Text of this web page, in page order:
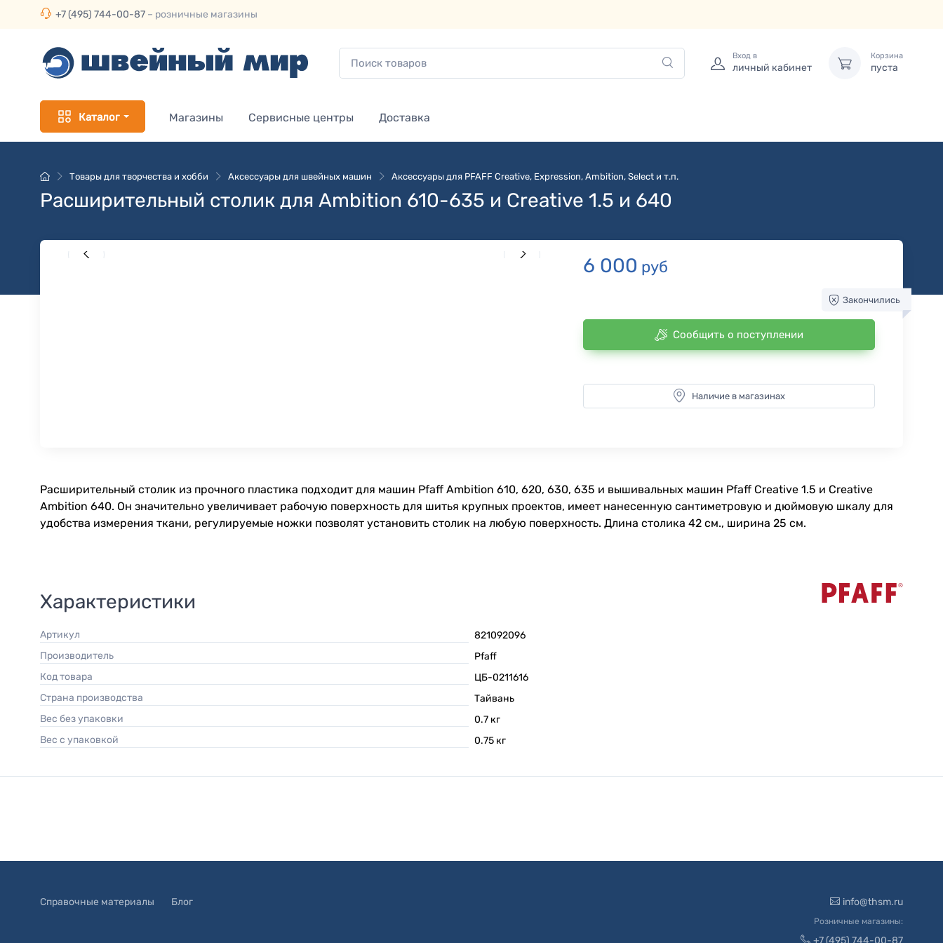
+7 (495) 744-00-87 – розничные магазины
Вход в
личный кабинет
Корзина
пуста
Каталог Магазины Сервисные центры Доставка
Товары для творчества и хобби Аксессуары для швейных машин Аксессуары для PFAFF Creative, Expression, Ambition, Select и т.п.
Расширительный столик для Ambition 610-635 и Creative 1.5 и 640
6 000 руб
Закончились
Сообщить о поступлении
Наличие в магазинах
Расширительный столик из прочного пластика подходит для машин Pfaff Ambition 610, 620, 630, 635 и вышивальных машин Pfaff Creative 1.5 и Creative
Ambition 640. Он значительно увеличивает рабочую поверхность для шитья крупных проектов, имеет нанесенную сантиметровую и дюймовую шкалу для
удобства измерения ткани, регулируемые ножки позволят установить столик на любую поверхность. Длина столика 42 см., ширина 25 см.
Характеристики
Артикул
821092096
Производитель
Pfaff
Код товара
ЦБ-0211616
Страна производства
Тайвань
Вес без упаковки
0.7 кг
Вес с упаковкой
0.75 кг
Справочные материалы Блог info@thsm.ru
Розничные магазины:
+7 (495) 744-00-87